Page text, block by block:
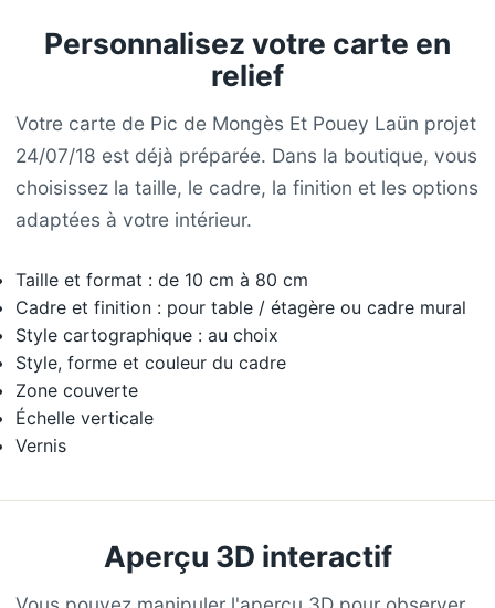
Personnalisez votre carte en
relief
Votre carte de Pic de Mongès Et Pouey Laün projet
24/07/18 est déjà préparée. Dans la boutique, vous
choisissez la taille, le cadre, la finition et les options
adaptées à votre intérieur.
Taille et format : de 10 cm à 80 cm
Cadre et finition : pour table / étagère ou cadre mural
Style cartographique : au choix
Style, forme et couleur du cadre
Zone couverte
Échelle verticale
Vernis
Aperçu 3D interactif